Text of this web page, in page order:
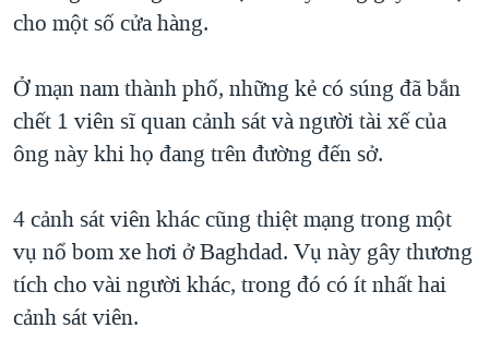
KHOA HỌC
VĂN HOÁ
THỂ THAO
GIẢI MÃ VÀNH ĐAI & CON ĐƯỜNG
TRỊNH VĨNH BÌNH - NGƯỜI HẠ 'BÊN THẮNG CUỘC'
GROUND ZERO – XƯA VÀ NAY
CÁC GIÁ TRỊ CỘNG HÒA Ở VIỆT NAM
THƯỢNG ĐỈNH TRUMP-KIM TẠI VIỆT NAM
TRỊNH VĨNH BÌNH VS. CHÍNH PHỦ VIỆT NAM
NGƯ DÂN VIỆT VÀ LÀN SÓNG TRỘM HẢI SÂM
MẠNG XÃ HỘI
Ngôn ngữ khác
cho một số cửa hàng.
Ở mạn nam thành phố, những kẻ có súng đã bắn
chết 1 viên sĩ quan cảnh sát và người tài xế của
ông này khi họ đang trên đường đến sở.
4 cảnh sát viên khác cũng thiệt mạng trong một
vụ nổ bom xe hơi ở Baghdad. Vụ này gây thương
tích cho vài người khác, trong đó có ít nhất hai
cảnh sát viên.